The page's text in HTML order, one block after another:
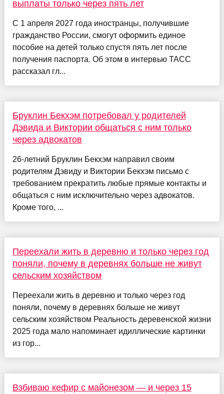
выплаты только через пять лет
С 1 апреля 2027 года иностранцы, получившие
гражданство России, смогут оформить единое
пособие на детей только спустя пять лет после
получения паспорта. Об этом в интервью ТАСС
рассказал гл...
Бруклин Бекхэм потребовал у родителей
Дэвида и Виктории общаться с ним только
через адвокатов
26-летний Бруклин Бекхэм направил своим
родителям Дэвиду и Виктории Бекхэм письмо с
требованием прекратить любые прямые контакты и
общаться с ним исключительно через адвокатов.
Кроме того, ...
Переехали жить в деревню и только через год
поняли, почему в деревнях больше не живут
сельским хозяйством
Переехали жить в деревню и только через год
поняли, почему в деревнях больше не живут
сельским хозяйством Реальность деревенской жизни
2025 года мало напоминает идиллические картинки
из гор...
Взбиваю кефир с майонезом — и через 15